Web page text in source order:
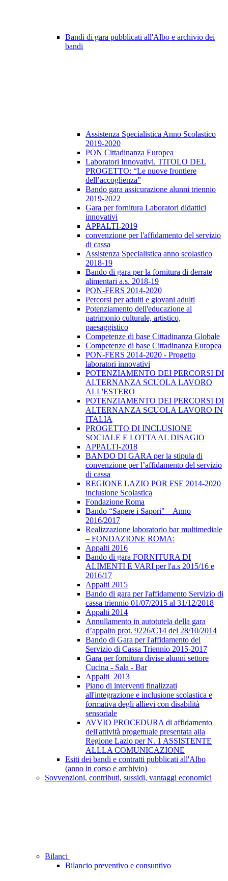
Bandi di gara pubblicati all'Albo e archivio dei
bandi
Assistenza Specialistica Anno Scolastico
2019-2020
PON Cittadinanza Europea
Laboratori Innovativi. TITOLO DEL
PROGETTO: “Le nuove frontiere
dell’accoglienza”
Bando gara assicurazione alunni triennio
2019-2022
Gara per fornitura Laboratori didattici
innovativi
APPALTI-2019
convenzione per l'affidamento del servizio
di cassa
Assistenza Specialistica anno scolastico
2018-19
Bando di gara per la fornitura di derrate
alimentari a.s. 2018-19
PON-FERS 2014-2020
Percorsi per adulti e giovani adulti
Potenziamento dell'educazione al
patrimonio culturale, artistico,
paesaggistico
Competenze di base Cittadinanza Globale
Competenze di base Cittadinanza Europea
PON-FERS 2014-2020 - Progetto
laboratori innovativi
POTENZIAMENTO DEI PERCORSI DI
ALTERNANZA SCUOLA LAVORO
ALL'ESTERO
POTENZIAMENTO DEI PERCORSI DI
ALTERNANZA SCUOLA LAVORO IN
ITALIA
PROGETTO DI INCLUSIONE
SOCIALE E LOTTA AL DISAGIO
APPALTI-2018
BANDO DI GARA per la stipula di
convenzione per l’affidamento del servizio
di cassa
REGIONE LAZIO POR FSE 2014-2020
inclusione Scolastica
Fondazione Roma
Bando “Sapere i Sapori" – Anno
2016/2017
Realizzazione laboratorio bar multimediale
– FONDAZIONE ROMA:
Appalti 2016
Bando di gara FORNITURA DI
ALIMENTI E VARI per l'a.s 2015/16 e
2016/17
Appalti 2015
Bando di gara per l'affidamento Servizio di
cassa triennio 01/07/2015 al 31/12/2018
Appalti 2014
Annullamento in autotutela della gara
d’appalto prot. 9226/C14 del 28/10/2014
Bando di Gara per l'affidamento del
Servizio di Cassa Triennio 2015-2017
Gara per fornitura divise alunni settore
Cucina - Sala - Bar
Appalti_2013
Piano di interventi finalizzati
all'integrazione e inclusione scolastica e
formativa degli allievi con disabilità
sensoriale
AVVIO PROCEDURA di affidamento
dell'attività progettuale presentata alla
Regione Lazio per N. 1 ASSISTENTE
ALLLA COMUNICAZIONE
Esiti dei bandi e contratti pubblicati all'Albo
(anno in corso e archivio)
Sovvenzioni, contributi, sussidi, vantaggi economici
Bilanci
Bilancio preventivo e consuntivo